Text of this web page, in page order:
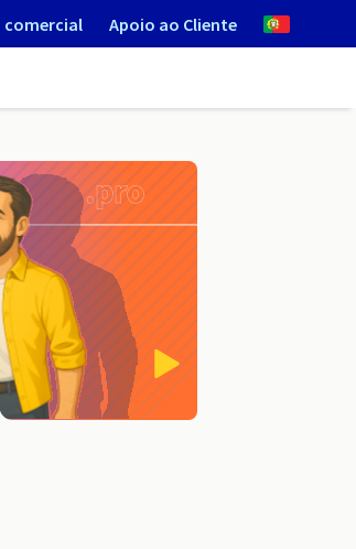
Apoio ao Cliente